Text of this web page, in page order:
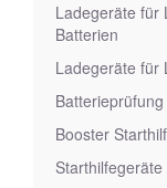
Ladegeräte für
Batterien
Ladegeräte für
Booster